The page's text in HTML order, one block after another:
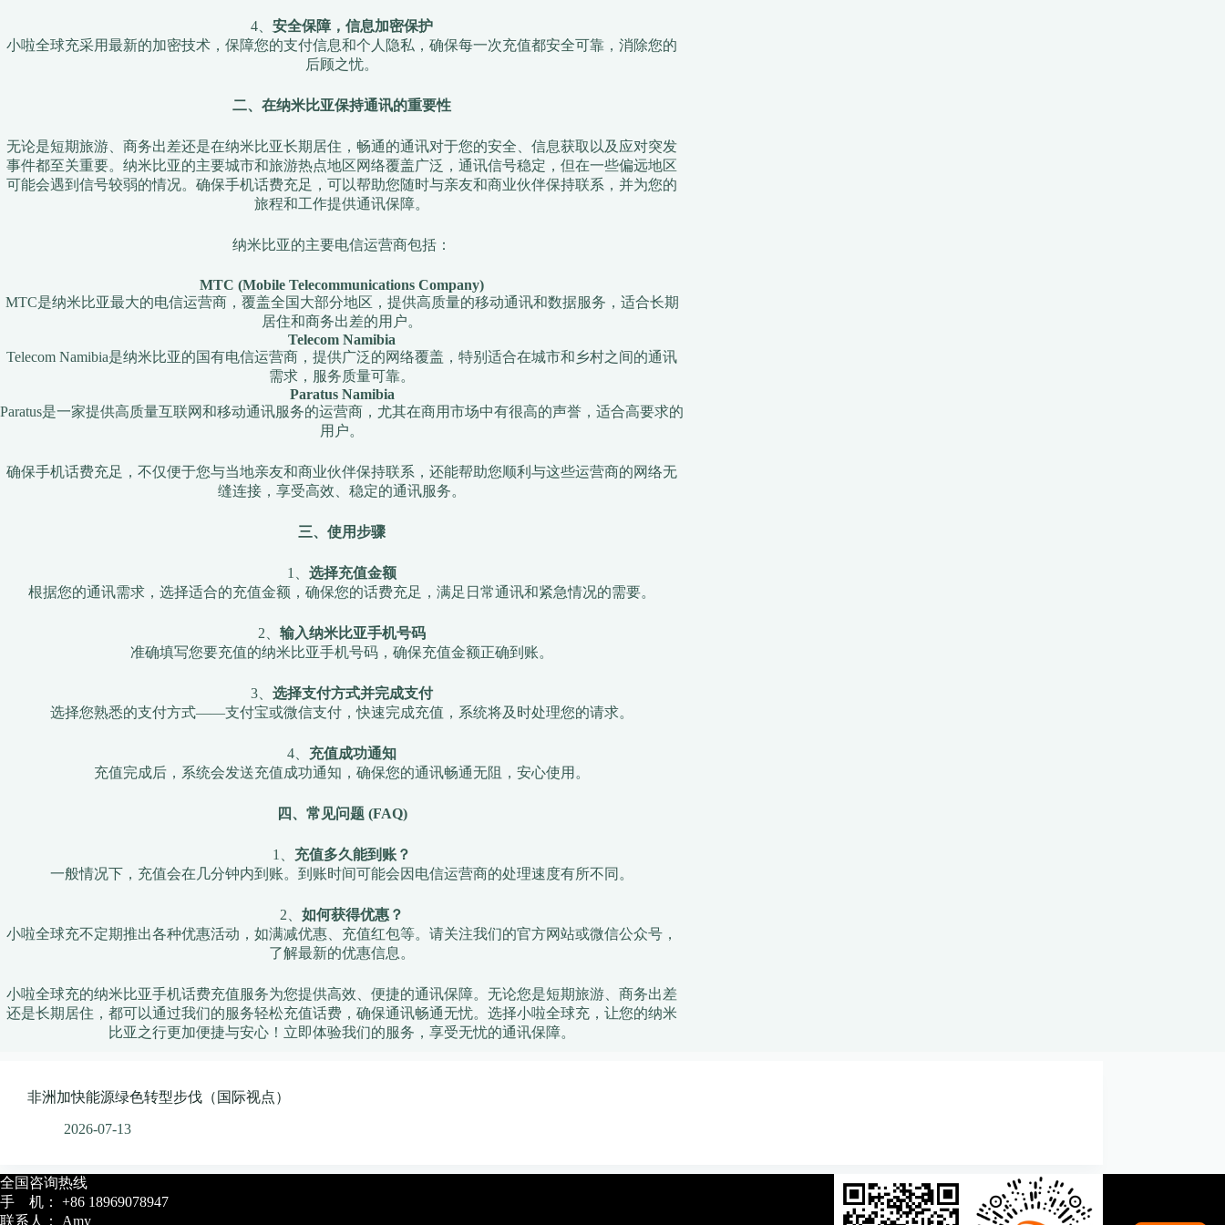
4、 安全保障，信息加密保护
小啦全球充采用最新的加密技术，保障您的支付信息和个人隐私，确保每一次充值都安全可靠，消除您的
后顾之忧。
二、在纳米比亚保持通讯的重要性
无论是短期旅游、商务出差还是在纳米比亚长期居住，畅通的通讯对于您的安全、信息获取以及应对突发
事件都至关重要。纳米比亚的主要城市和旅游热点地区网络覆盖广泛，通讯信号稳定，但在一些偏远地区
可能会遇到信号较弱的情况。确保手机话费充足，可以帮助您随时与亲友和商业伙伴保持联系，并为您的
旅程和工作提供通讯保障。
纳米比亚的主要电信运营商包括：
MTC (Mobile Telecommunications Company)
MTC是纳米比亚最大的电信运营商，覆盖全国大部分地区，提供高质量的移动通讯和数据服务，适合长期
居住和商务出差的用户。
Telecom Namibia
Telecom Namibia是纳米比亚的国有电信运营商，提供广泛的网络覆盖，特别适合在城市和乡村之间的通讯
需求，服务质量可靠。
Paratus Namibia
Paratus是一家提供高质量互联网和移动通讯服务的运营商，尤其在商用市场中有很高的声誉，适合高要求的
用户。
确保手机话费充足，不仅便于您与当地亲友和商业伙伴保持联系，还能帮助您顺利与这些运营商的网络无
缝连接，享受高效、稳定的通讯服务。
三、使用步骤
1、 选择充值金额
根据您的通讯需求，选择适合的充值金额，确保您的话费充足，满足日常通讯和紧急情况的需要。
2、 输入纳米比亚手机号码
准确填写您要充值的纳米比亚手机号码，确保充值金额正确到账。
3、 选择支付方式并完成支付
选择您熟悉的支付方式——支付宝或微信支付，快速完成充值，系统将及时处理您的请求。
4、 充值成功通知
充值完成后，系统会发送充值成功通知，确保您的通讯畅通无阻，安心使用。
四、常见问题 (FAQ)
1、 充值多久能到账？
一般情况下，充值会在几分钟内到账。到账时间可能会因电信运营商的处理速度有所不同。
2、 如何获得优惠？
小啦全球充不定期推出各种优惠活动，如满减优惠、充值红包等。请关注我们的官方网站或微信公众号，
了解最新的优惠信息。
小啦全球充的纳米比亚手机话费充值服务为您提供高效、便捷的通讯保障。无论您是短期旅游、商务出差
还是长期居住，都可以通过我们的服务轻松充值话费，确保通讯畅通无忧。选择小啦全球充，让您的纳米
比亚之行更加便捷与安心！立即体验我们的服务，享受无忧的通讯保障。
非洲加快能源绿色转型步伐（国际视点）
2026-07-13
全国咨询热线
手 机： +86 18969078947
联系人： Amy